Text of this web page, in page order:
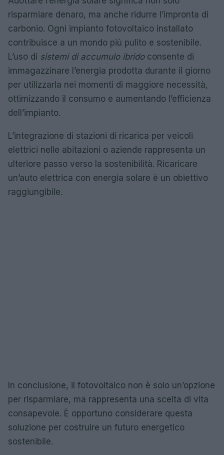
risparmiare denaro, ma anche ridurre l’impronta di
carbonio. Ogni impianto fotovoltaico installato
contribuisce a un mondo più pulito e sostenibile.
L’uso di sistemi di accumulo ibridoconsente di
immagazzinare l’energia prodotta durante il giorno
per utilizzarla nei momenti di maggiore necessità,
ottimizzando il consumo e aumentando l’efficienza
dell’impianto.
L’integrazione di stazioni di ricarica per veicoli
elettrici nelle abitazioni o aziende rappresenta un
ulteriore passo verso la sostenibilità. Ricaricare
un’auto elettrica con energia solare è un obiettivo
raggiungibile.
In conclusione, il fotovoltaico non è solo un’opzione
per risparmiare, ma rappresenta una scelta di vita
consapevole. È opportuno considerare questa
soluzione per costruire un futuro energetico
sostenibile.